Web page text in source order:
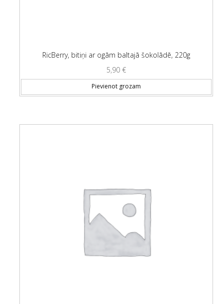
RicBerry, bitiņi ar ogām baltajā šokolādē, 220g
5,90 €
Pievienot grozam